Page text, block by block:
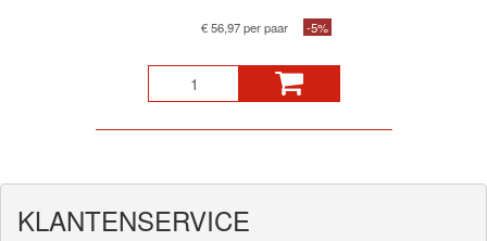
€ 56,97 per paar -5%
KLANTENSERVICE